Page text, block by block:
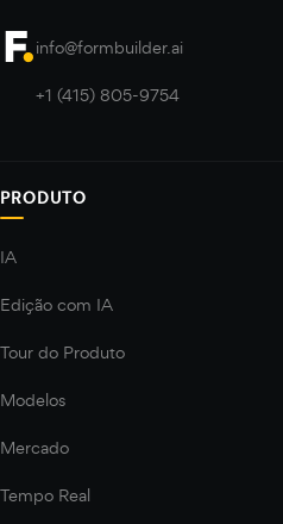
info@formbuilder.ai
+1 (415) 805-9754
PRODUTO
IA
Edição com IA
Tour do Produto
Modelos
Mercado
Tempo Real